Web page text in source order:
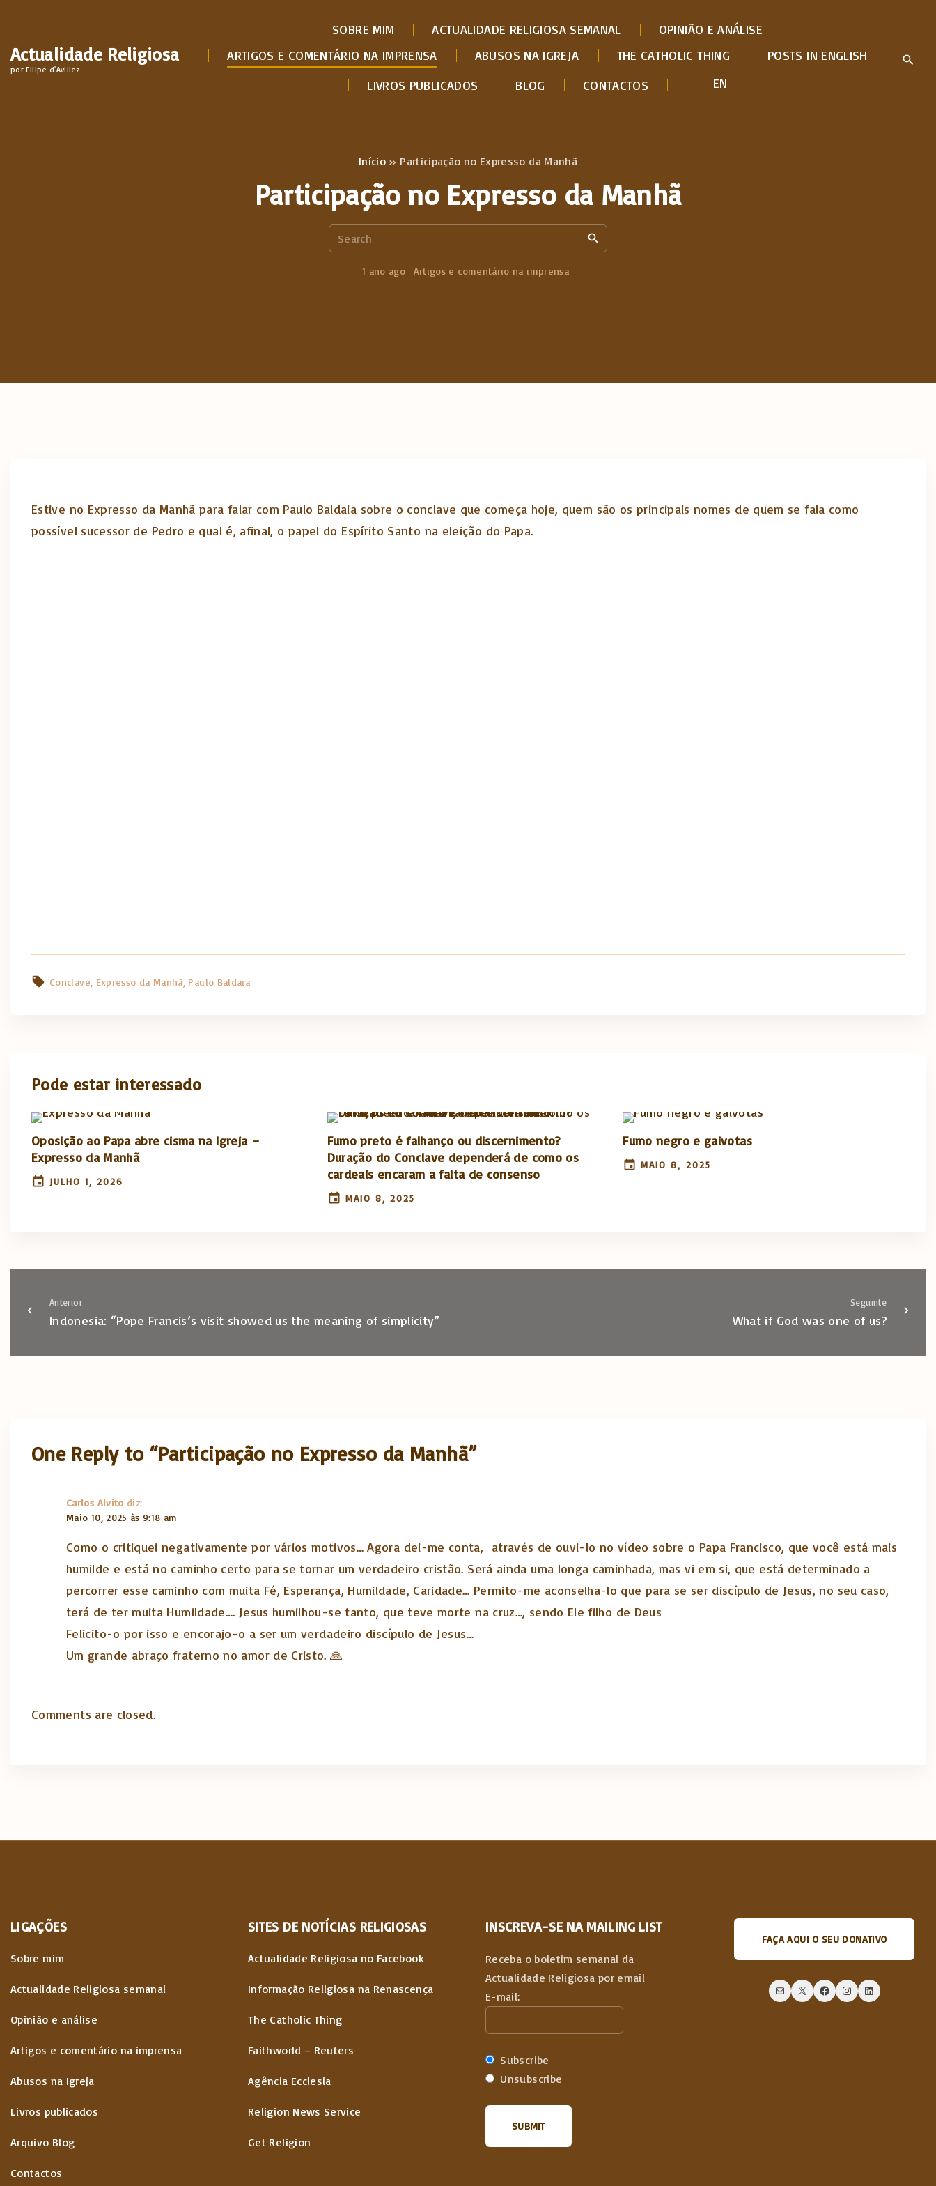
Actualidade Religiosa
por Filipe d'Avillez
SOBRE MIM ACTUALIDADE RELIGIOSA SEMANAL
OPINIÃO E ANÁLISE
ARTIGOS E COMENTÁRIO NA IMPRENSA
ABUSOS NA IGREJA THE CATHOLIC THING
POSTS IN ENGLISH
LIVROS PUBLICADOS
BLOG CONTACTOS EN
Início » Participação no Expresso da Manhã
Participação no Expresso da Manhã
e
1 ano ago Artigos e comentário na imprensa
Estive no Expresso da Manhã para falar com Paulo Baldaia sobre o conclave que começa hoje, quem são os principais nomes de quem se fala como
possível sucessor de Pedro e qual é, afinal, o papel do Espírito Santo na eleição do Papa.
Conclave Expresso da Manhã Paulo Baldaia
Pode estar interessado
Oposição ao Papa abre cisma na Igreja –
Expresso da Manhã
JULHO 1, 2026
Fumo preto é falhanço ou discernimento?
Duração do Conclave dependerá de como os
cardeais encaram a falta de consenso
MAIO 8, 2025
Fumo negro e gaivotas
MAIO 8, 2025
Anterior
Indonesia: “Pope Francis’s visit showed us the meaning of simplicity”
Seguinte
What if God was one of us?
One Reply to “Participação no Expresso da Manhã”
Carlos Alvito diz:
Maio 10, 2025 às 9:18 am
Como o critiquei negativamente por vários motivos… Agora dei-me conta, através de ouvi-lo no vídeo sobre o Papa Francisco, que você está mais
humilde e está no caminho certo para se tornar um verdadeiro cristão. Será ainda uma longa caminhada, mas vi em si, que está determinado a
percorrer esse caminho com muita Fé, Esperança, Humildade, Caridade… Permito-me aconselha-lo que para se ser discípulo de Jesus, no seu caso,
terá de ter muita Humildade…. Jesus humilhou-se tanto, que teve morte na cruz…, sendo Ele filho de Deus
Felicito-o por isso e encorajo-o a ser um verdadeiro discípulo de Jesus…
Um grande abraço fraterno no amor de Cristo. 🙏
Comments are closed.
LIGAÇÕES
Sobre mim
Actualidade Religiosa semanal
Opinião e análise
Artigos e comentário na imprensa
Abusos na Igreja
Livros publicados
Arquivo Blog
Contactos
SITES DE NOTÍCIAS RELIGIOSAS
Actualidade Religiosa no Facebook
Informação Religiosa na Renascença
The Catholic Thing
Faithworld – Reuters
Agência Ecclesia
Religion News Service
Get Religion
INSCREVA-SE NA MAILING LIST
Receba o boletim semanal da
Actualidade Religiosa por email
E-mail:
Subscribe
Unsubscribe
FAÇA AQUI O SEU DONATIVO
Mail X Facebook Instagram LinkedIn